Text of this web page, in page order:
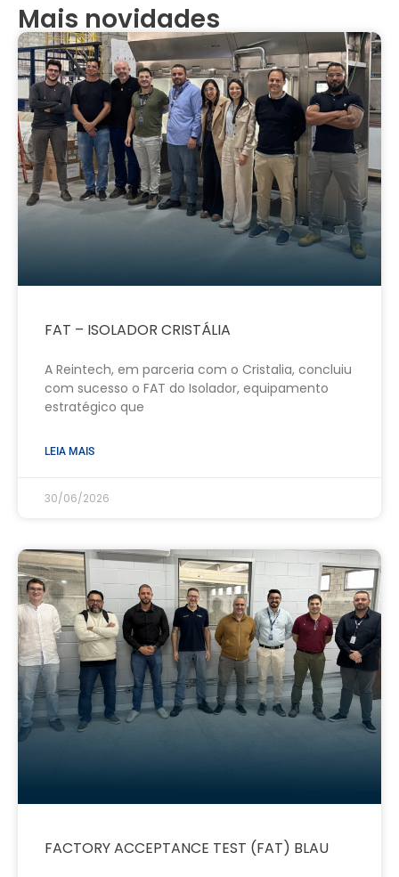
Mais novidades
FAT – ISOLADOR CRISTÁLIA
A Reintech, em parceria com o Cristalia, concluiu
com sucesso o FAT do Isolador, equipamento
estratégico que
LEIA MAIS
30/06/2026
FACTORY ACCEPTANCE TEST (FAT) BLAU